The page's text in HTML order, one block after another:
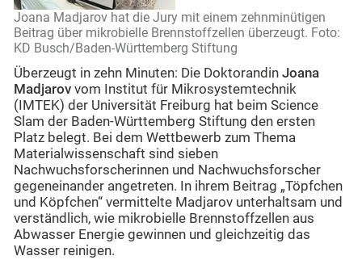
Joana Madjarov hat die Jury mit einem zehnminütigen
Beitrag über mikrobielle Brennstoffzellen überzeugt. Foto:
KD Busch/Baden-Württemberg Stiftung
Überzeugt in zehn Minuten: Die Doktorandin Joana
Madjarov vom Institut für Mikrosystemtechnik
(IMTEK) der Universität Freiburg hat beim Science
Slam der Baden-Württemberg Stiftung den ersten
Platz belegt. Bei dem Wettbewerb zum Thema
Materialwissenschaft sind sieben
Nachwuchsforscherinnen und Nachwuchsforscher
gegeneinander angetreten. In ihrem Beitrag „Töpfchen
und Köpfchen“ vermittelte Madjarov unterhaltsam und
verständlich, wie mikrobielle Brennstoffzellen aus
Abwasser Energie gewinnen und gleichzeitig das
Wasser reinigen.